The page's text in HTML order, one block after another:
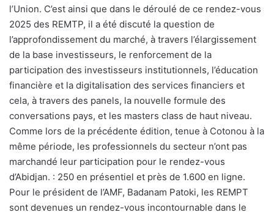
l’Union. C’est ainsi que dans le déroulé de ce rendez-vous
2025 des REMTP, il a été discuté la question de
l’approfondissement du marché, à travers l’élargissement
de la base investisseurs, le renforcement de la
participation des investisseurs institutionnels, l’éducation
financière et la digitalisation des services financiers et
cela, à travers des panels, la nouvelle formule des
conversations pays, et les masters class de haut niveau.
Comme lors de la précédente édition, tenue à Cotonou à la
même période, les professionnels du secteur n’ont pas
marchandé leur participation pour le rendez-vous
d’Abidjan. : 250 en présentiel et près de 1.600 en ligne.
Pour le président de l’AMF, Badanam Patoki, les REMPT
sont devenues un rendez-vous incontournable dans le